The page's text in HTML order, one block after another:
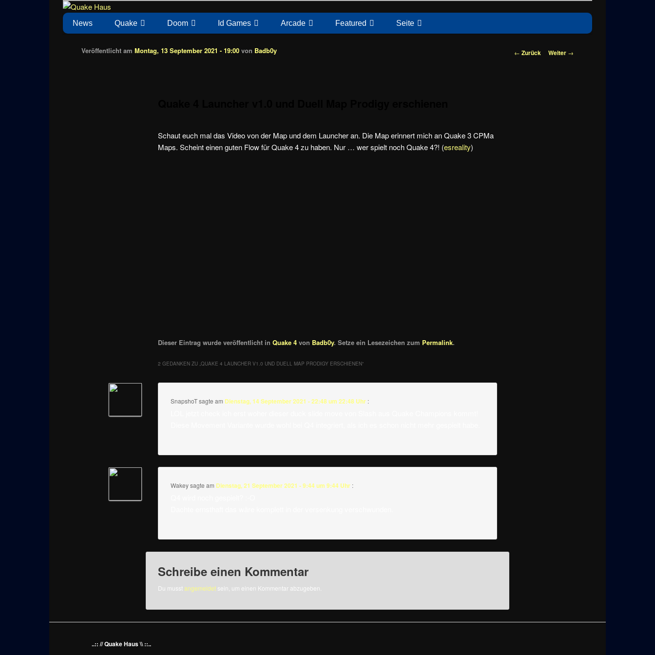
Quake Haus
News zu Quake, Doom, FPS, Arcade
Hauptmenü
News Quake Doom Id Games Arcade Featured Seite
Beitragsnavigation
← Zurück Weiter →
Veröffentlicht amMontag, 13 September 2021 - 19:00 von Badb0y
Schaut euch mal das Video von der Map und dem Launcher an. Die Map erinnert mich an Quake 3 CPMa
Maps. Scheint einen guten Flow für Quake 4 zu haben. Nur … wer spielt noch Quake 4?! (esreality)
Dieser Eintrag wurde veröffentlicht inQuake 4 von Badb0y. Setze ein Lesezeichen zum Permalink.
2 GEDANKEN ZU „QUAKE 4 LAUNCHER V1.0 UND DUELL MAP PRODIGY ERSCHIENEN“
SnapshoTsagte am Dienstag, 14 September 2021 - 22:48 um 22:48 Uhr :
Wakeysagte am Dienstag, 21 September 2021 - 9:44 um 9:44 Uhr :
Schreibe einen Kommentar
Du musstangemeldet sein, um einen Kommentar abzugeben.
..:: // Quake Haus \\ ::..